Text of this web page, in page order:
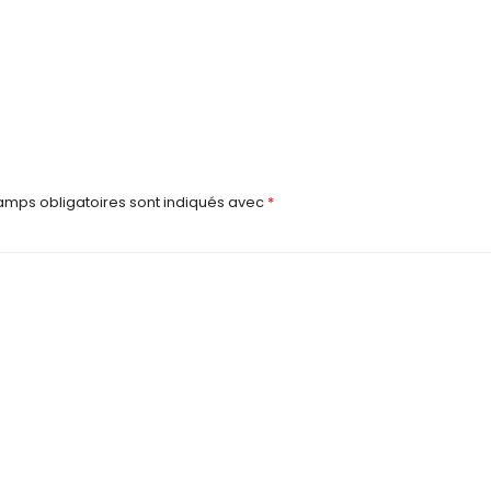
obligatoires sont indiqués avec *